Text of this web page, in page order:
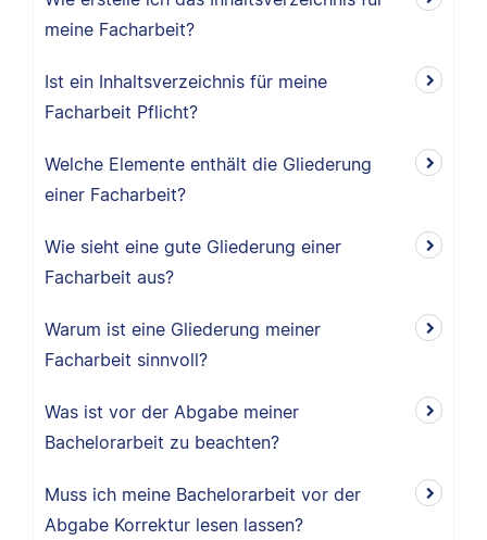
meine Facharbeit?
Ist ein Inhaltsverzeichnis für meine
Facharbeit Pflicht?
Welche Elemente enthält die Gliederung
einer Facharbeit?
Wie sieht eine gute Gliederung einer
Facharbeit aus?
Warum ist eine Gliederung meiner
Facharbeit sinnvoll?
Was ist vor der Abgabe meiner
Bachelorarbeit zu beachten?
Muss ich meine Bachelorarbeit vor der
Abgabe Korrektur lesen lassen?